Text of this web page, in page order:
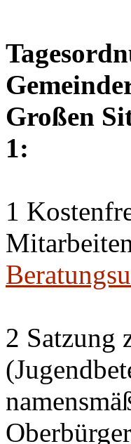
Großen
1:
1
2 Satzung